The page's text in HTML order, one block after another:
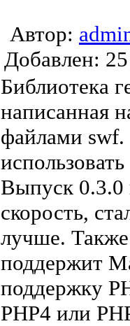
Автор:
Библиотека
написанная
файлами swf.
Выпуск 0.3.0
скорость,
лучше. Также
поддержит
поддержку
PHP4 или